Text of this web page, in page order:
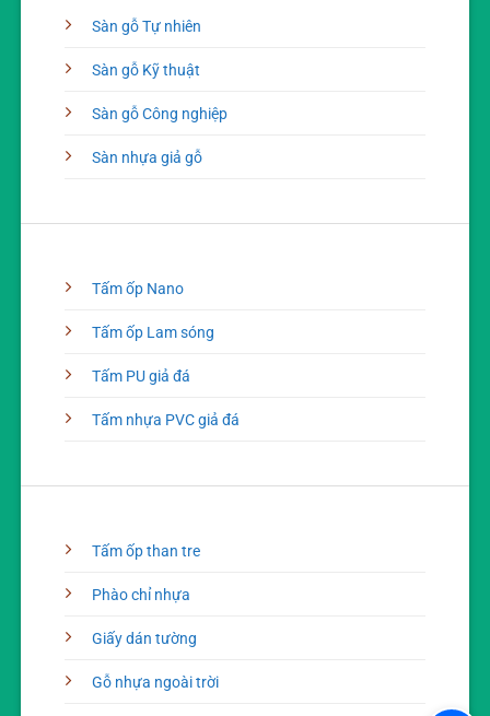
Sàn gỗ Tự nhiên
Sàn gỗ Kỹ thuật
Sàn gỗ Công nghiệp
Sàn nhựa giả gỗ
Tấm ốp Nano
Tấm ốp Lam sóng
Tấm PU giả đá
Tấm nhựa PVC giả đá
Tấm ốp than tre
Phào chỉ nhựa
Giấy dán tường
Gỗ nhựa ngoài trời